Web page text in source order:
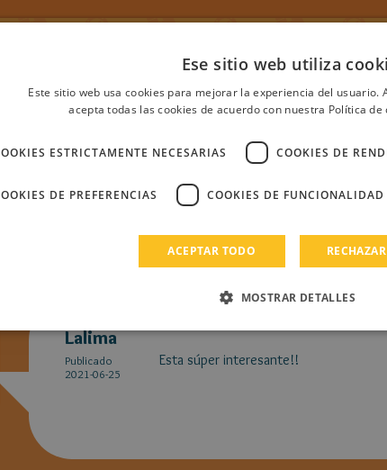
primero debes iniciar sesión Regístrate
Lalima
Publicado
2021-06-25
Esta súper interesante!!
Ese sitio web utiliza
Este sitio web usa cookies para mejorar la experiencia del usuario.
acepta todas las cookies de acuerdo con nuestra Política de
ESTRICTAMENTE NECESARIAS COOKIES DE
DE PREFERENCIAS COOKIES DE FUNCIONALIDAD
ACEPTAR TODO
MOSTRAR DETALLES